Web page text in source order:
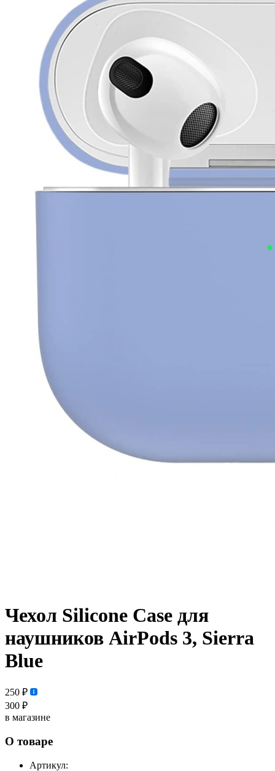
Чехол Silicone Case для
наушников AirPods 3, Sierra
Blue
250 ₽
300 ₽
в магазине
О товаре
Артикул: